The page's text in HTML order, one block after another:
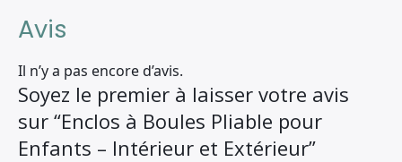
Avis
Il n’y a pas encore d’avis.
Soyez le premier à laisser votre avis
sur “Enclos à Boules Pliable pour
Enfants – Intérieur et Extérieur”